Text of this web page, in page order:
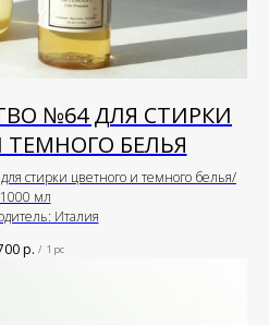
№64 ДЛЯ СТИРКИ
БЕЛЬЯ
стирки цветного и темного белья/
1000 мл
Италия
р. / 1 pc